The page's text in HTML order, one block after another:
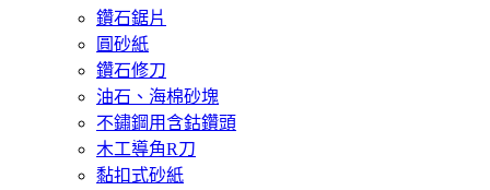
鑽石鋸片
圓砂紙
鑽石修刀
油石、海棉砂塊
不鏽鋼用含鈷鑽頭
木工導角R刀
黏扣式砂紙